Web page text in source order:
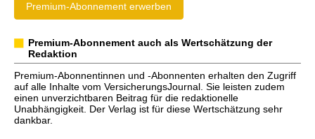
Premium-Abonnement erwerben
Premium-Abonnement auch als Wertschätzung der
Redaktion
Premium-Abonnentinnen und -Abonnenten erhalten den Zugriff
auf alle Inhalte vom VersicherungsJournal. Sie leisten zudem
einen unverzichtbaren Beitrag für die redaktionelle
Unabhängigkeit. Der Verlag ist für diese Wertschätzung sehr
dankbar.